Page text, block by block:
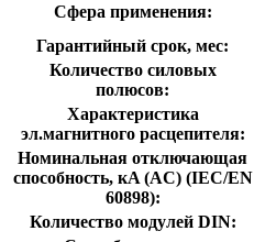
Сфера применения:
Гарантийный срок, мес:
Количество силовых
полюсов:
Характеристика
эл.магнитного расцепителя:
Номинальная отключающая
способность, кA (AC) (IEC/EN
60898):
Количество модулей DIN: